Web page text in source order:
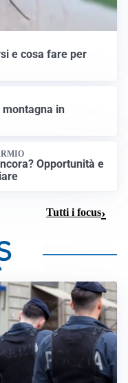
e cosa fare per
in
Opportunità e
Tutti i focus